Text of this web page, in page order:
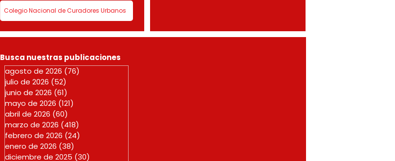
Colegio Nacional de Curadores Urbanos
Busca nuestras publicaciones
agosto de 2026 (76)
julio de 2026 (52)
junio de 2026 (61)
mayo de 2026 (121)
abril de 2026 (60)
marzo de 2026 (418)
febrero de 2026 (24)
enero de 2026 (38)
diciembre de 2025 (30)